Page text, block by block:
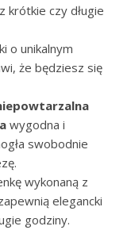
krótkie czy długie
o unikalnym
że będziesz się
wygodna i
swobodnie
wykonaną z
elegancki
godziny.